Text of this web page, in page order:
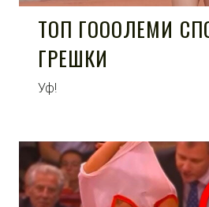
ТОП ГОООЛЕМИ
ГРЕШКИ
Уф!